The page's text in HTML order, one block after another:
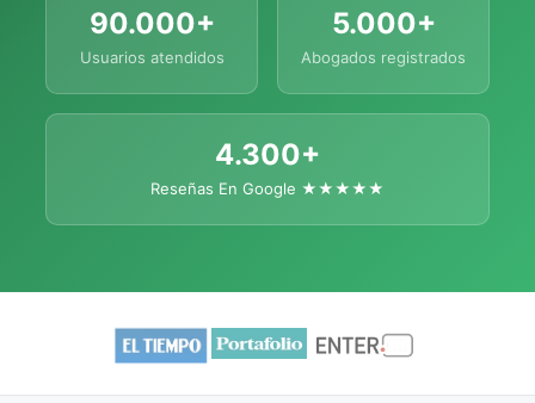
90.000+
Usuarios atendidos
5.000+
Abogados registrados
4.300+
Reseñas En Google ★★★★★